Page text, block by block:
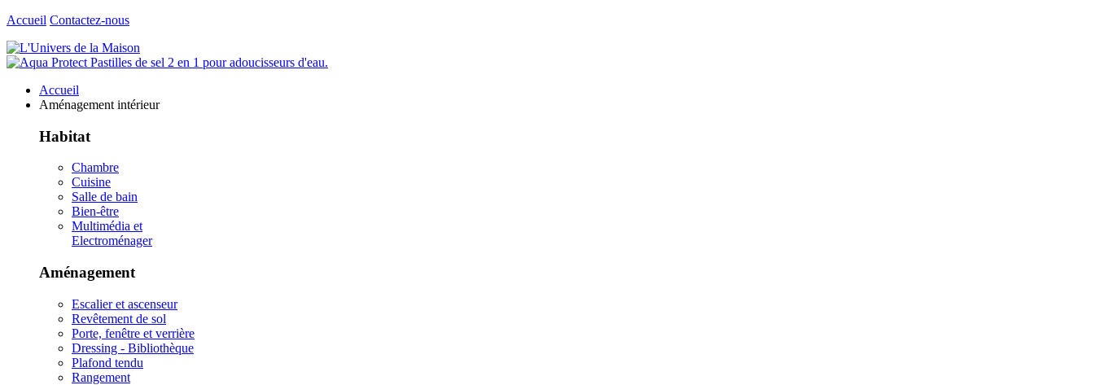
Accueil Contactez-nous
Accueil
Aménagement intérieur
Habitat
Chambre
Cuisine
Salle de bain
Bien-être
Multimédia et
Electroménager
Aménagement
Escalier et ascenseur
Revêtement de sol
Porte, fenêtre et verrière
Dressing - Bibliothèque
Plafond tendu
Rangement